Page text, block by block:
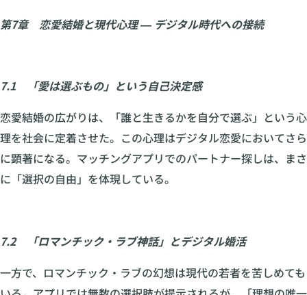
第7章 恋愛結婚と現代心理 ― デジタル時代への接続
7.1 「愛は選ぶもの」という自己決定感
恋愛結婚の広がりは、「誰と生きるかを自分で選ぶ」という心
理を社会に定着させた。この心理はデジタル恋愛においてさら
に顕著になる。マッチングアプリでのパートナー探しは、まさ
に「選択の自由」を体現している。
7.2 「ロマンチック・ラブ神話」とデジタル婚活
一方で、ロマンチック・ラブの幻想は現代の若者を苦しめても